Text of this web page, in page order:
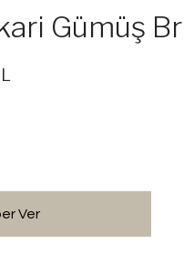
Gümüş
Ver